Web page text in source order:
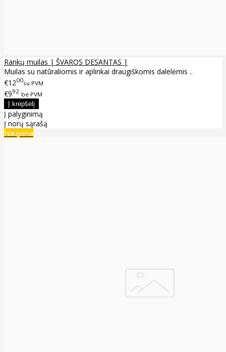
Rankų muilas | ŠVAROS DESANTAS |
Muilas su natūraliomis ir aplinkai draugiškomis dalelėmis ..
€1200su PVM
€992 be PVM
Į palyginimą
Į norų sąrašą
Naujiena